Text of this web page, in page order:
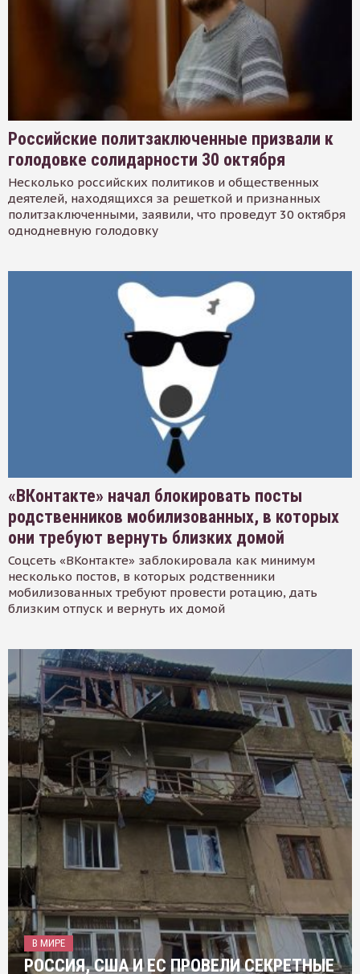
Российские политзаключенные призвали к
голодовке солидарности 30 октября
Несколько российских политиков и общественных
деятелей, находящихся за решеткой и признанных
политзаключенными, заявили, что проведут 30 октября
однодневную голодовку
«ВКонтакте» начал блокировать посты
родственников мобилизованных, в которых
они требуют вернуть близких домой
Соцсеть «ВКонтакте» заблокировала как минимум
несколько постов, в которых родственники
мобилизованных требуют провести ротацию, дать
близким отпуск и вернуть их домой
В МИРЕ
РОССИЯ, США И ЕС ПРОВЕЛИ СЕКРЕТНЫЕ